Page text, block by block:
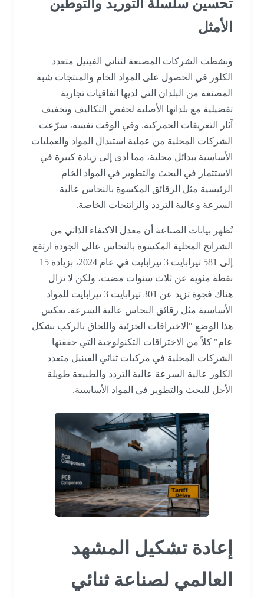
تحسين سلسلة التوريد والتوطين
الأمثل
ونشطت الشركات المصنعة لثنائي الفينيل متعدد
الكلور في الحصول على المواد الخام والمنتجات شبه
المصنعة من البلدان التي لديها اتفاقيات تجارية
تفضيلية مع بلدانها الأصلية لخفض التكاليف وتخفيف
آثار التعريفات الجمركية. وفي الوقت نفسه، سرّعت
الشركات المحلية من عملية استبدال المواد والعمليات
الأساسية ببدائل محلية، مما أدى إلى زيادة كبيرة في
الاستثمار في البحث والتطوير في المواد الخام
الرئيسية مثل الرقائق المكسوة بالنحاس عالية
السرعة وعالية التردد والراتنجات الخاصة.
تُظهر بيانات الصناعة أن معدل الاكتفاء الذاتي من
الشرائح المحلية المكسوة بالنحاس عالي الجودة ارتفع
إلى 581 تيرابايت 3 تيرابايت في عام 2024، بزيادة 15
نقطة مئوية عن ثلاث سنوات مضت، ولكن لا تزال
هناك فجوة تزيد عن 301 تيرابايت 3 تيرابايت للمواد
الأساسية مثل رقائق النحاس عالية السرعة. يعكس
هذا الوضع "الاختراقات الجزئية واللحاق بالركب بشكل
عام" كلاً من الاختراقات التكنولوجية التي حققتها
الشركات المحلية في مركبات ثنائي الفينيل متعدد
الكلور عالية السرعة عالية التردد والطبيعة طويلة
الأجل للبحث والتطوير في المواد الأساسية.
إعادة تشكيل المشهد
العالمي لصناعة ثنائي